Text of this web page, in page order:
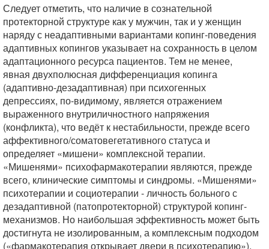
Следует отметить, что наличие в сознательной
протекторной структуре как у мужчин, так и у женщин
наряду с неадаптивными вариантами копинг-поведения
адаптивных копингов указывает на сохранность в целом
адаптационного ресурса пациентов. Тем не менее,
явная двухполюсная дифференциация копинга
(адаптивно-дезадаптивная) при психогенных
депрессиях, по-видимому, является отражением
выраженного внутриличностного напряжения
(конфликта), что ведёт к нестабильности, прежде всего
аффективного/соматовегетативного статуса и
определяет «мишени» комплексной терапии.
«Мишенями» психофармакотерапии являются, прежде
всего, клинические симптомы и синдромы. «Мишенями»
психотерапии и социотерапии - личность больного с
дезадаптивной (патопротекторной) структурой копинг-
механизмов. Но наибольшая эффективность может быть
достигнута не изолированным, а комплексным подходом
(«фармакотерапия открывает двери в психотерапию»).